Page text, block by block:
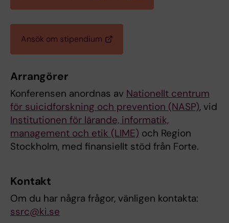
Ansök om stipendium
Arrangörer
Konferensen anordnas av Nationellt centrum
för suicidforskning och prevention (NASP), vid
Institutionen för lärande, informatik,
management och etik (LIME) och Region
Stockholm, med finansiellt stöd från Forte.
Kontakt
Om du har några frågor, vänligen kontakta:
ssrc@ki.se